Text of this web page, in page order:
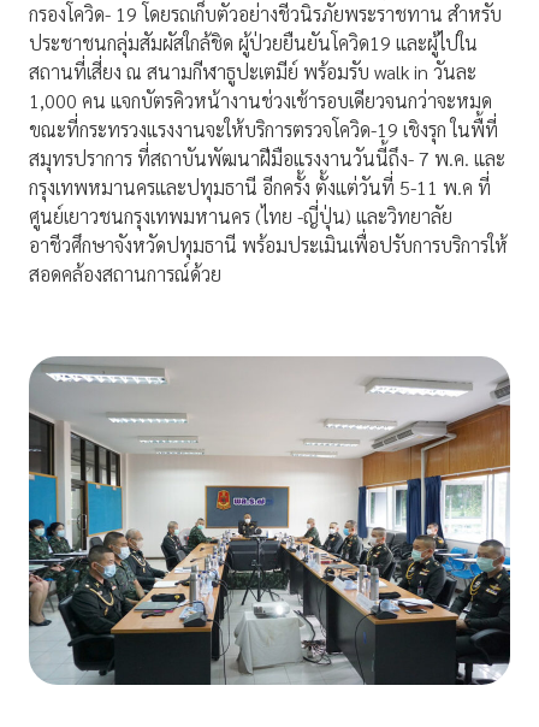
กรองโควิด- 19 โดยรถเก็บตัวอย่างชีวนิรภัยพระราชทาน สำหรับ
ประชาชนกลุ่มสัมผัสใกล้ชิด ผู้ป่วยยืนยันโควิด19 และผู้ไปใน
สถานที่เสี่ยง ณ สนามกีฬาธูปะเตมีย์ พร้อมรับ walk in วันละ
1,000 คน แจกบัตรคิวหน้างานช่วงเช้ารอบเดียวจนกว่าจะหมด
ขณะที่กระทรวงแรงงานจะให้บริการตรวจโควิด-19 เชิงรุก ในพื้ที่
สมุทรปราการ ที่สถาบันพัฒนาฝีมือแรงงานวันนี้ถึง- 7 พ.ค. และ
กรุงเทพหมานครและปทุมธานี อีกครั้ง ตั้งแต่วันที่ 5-11 พ.ค ที่
ศูนย์เยาวชนกรุงเทพมหานคร (ไทย -ญี่ปุ่น) และวิทยาลัย
อาชีวศึกษาจังหวัดปทุมธานี พร้อมประเมินเพื่อปรับการบริการให้
สอดคล้องสถานการณ์ด้วย